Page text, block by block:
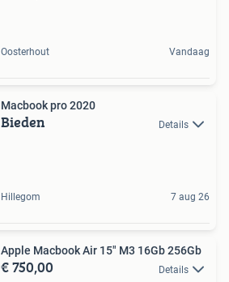
Oosterhout Vandaag
Macbook pro 2020
Bieden Details
Hillegom 7 aug 26
Apple Macbook Air 15" M3 16Gb 256Gb
€ 750,00 Details